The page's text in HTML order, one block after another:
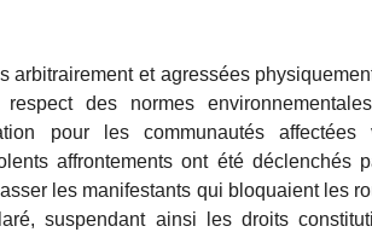
arbitrairement et agressées
des normes
pour les communautés
affrontements ont été déclenchés
les manifestants qui bloquaient les
suspendant ainsi les droits